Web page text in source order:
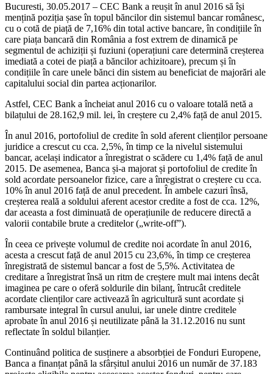
Bucuresti, 30.05.2017 – CEC Bank a reușit în anul 2016 să își
mențină poziția șase în topul băncilor din sistemul bancar românesc,
cu o cotă de piață de 7,16% din total active bancare, în condițiile în
care piața bancară din România a fost extrem de dinamică pe
segmentul de achiziții și fuziuni (operațiuni care determină creșterea
imediată a cotei de piață a băncilor achizitoare), precum și în
condițiile în care unele bănci din sistem au beneficiat de majorări ale
capitalului social din partea acționarilor.
Astfel, CEC Bank a încheiat anul 2016 cu o valoare totală netă a
bilațului de 28.162,9 mil. lei, în creștere cu 2,4% față de anul 2015.
În anul 2016, portofoliul de credite în sold aferent clienților persoane
juridice a crescut cu cca. 2,5%, în timp ce la nivelul sistemului
bancar, același indicator a înregistrat o scădere cu 1,4% față de anul
2015. De asemenea, Banca și-a majorat și portofoliul de credite în
sold acordate persoanelor fizice, care a înregistrat o creștere cu cca.
10% în anul 2016 față de anul precedent. În ambele cazuri însă,
creșterea reală a soldului aferent acestor credite a fost de cca. 12%,
dar aceasta a fost diminuată de operațiunile de reducere directă a
valorii contabile brute a creditelor („write-off”).
În ceea ce privește volumul de credite noi acordate în anul 2016,
acesta a crescut față de anul 2015 cu 23,6%, în timp ce creșterea
înregistrată de sistemul bancar a fost de 5,5%. Activitatea de
creditare a înregistrat însă un ritm de creștere mult mai intens decât
imaginea pe care o oferă soldurile din bilanț, întrucât creditele
acordate clienților care activează în agricultură sunt acordate și
rambursate integral în cursul anului, iar unele dintre creditele
aprobate în anul 2016 și neutilizate până la 31.12.2016 nu sunt
reflectate în soldul bilanțier.
Continuând politica de susținere a absorbției de Fonduri Europene,
Banca a finanțat până la sfârșitul anului 2016 un număr de 37.183